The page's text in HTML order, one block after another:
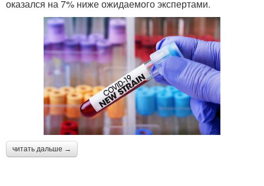
оказался на 7% ниже ожидаемого экспертами.
читать дальше →